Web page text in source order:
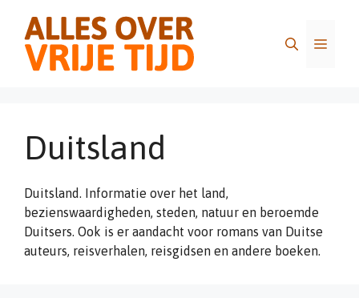
inhoud
Menu
Duitsland
Duitsland. Informatie over het land,
bezienswaardigheden, steden, natuur en beroemde
Duitsers. Ook is er aandacht voor romans van Duitse
auteurs, reisverhalen, reisgidsen en andere boeken.